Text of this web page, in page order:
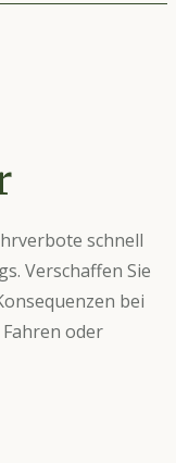
schnell
Verschaffen Sie
bei
oder